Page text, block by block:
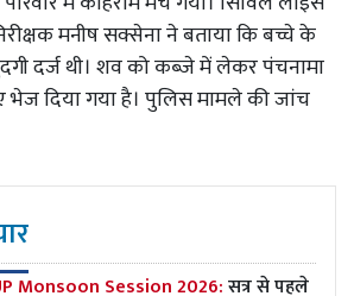
मनीष सक्सेना ने बताया कि बच्चे के
दर्ज थी। शव को कब्जे में लेकर पंचनामा
भेज दिया गया है। पुलिस मामले की जांच
Monsoon Session 2026:सत्र से पहले